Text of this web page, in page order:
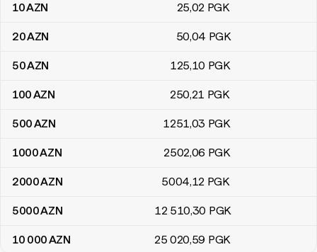
10AZN 25,02 PGK
20AZN 50,04 PGK
50AZN 125,10 PGK
100AZN 250,21 PGK
500AZN 1251,03 PGK
1000AZN 2502,06 PGK
2000AZN 5004,12 PGK
5000AZN 12 510,30 PGK
10 000AZN 25 020,59 PGK